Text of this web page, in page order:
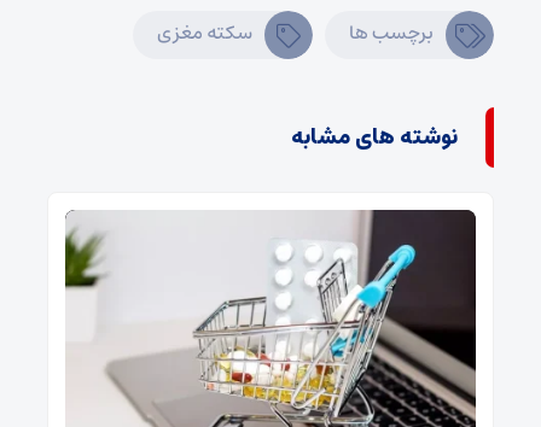
برچسب ها سکته مغزی
نوشته های مشابه